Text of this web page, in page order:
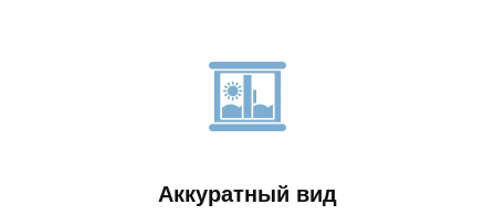
Аккуратный вид